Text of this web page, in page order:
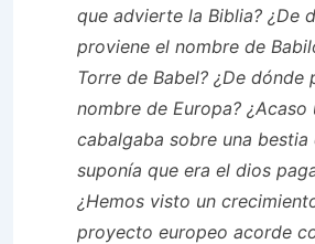
que advierte la Biblia? ¿De
proviene el nombre de
Torre de Babel? ¿De dónde
nombre de Europa? ¿Acaso
cabalgaba sobre una bestia
suponía que era el dios
¿Hemos visto un
proyecto europeo acorde